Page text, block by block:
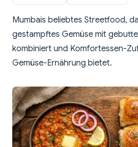
Mumbais beliebtes Streetfood,
gestampftes Gemüse mit
kombiniert und Komfortessen-
Gemüse-Ernährung bietet.